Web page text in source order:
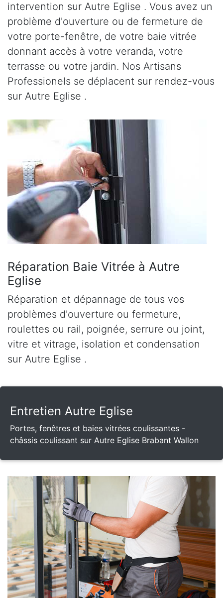
intervention sur Autre Eglise . Vous avez un
problème d'ouverture ou de fermeture de
votre porte-fenêtre, de votre baie vitrée
donnant accès à votre veranda, votre
terrasse ou votre jardin. Nos Artisans
Professionels se déplacent sur rendez-vous
sur Autre Eglise .
Réparation Baie Vitrée à Autre
Eglise
Réparation et dépannage de tous vos
problèmes d'ouverture ou fermeture,
roulettes ou rail, poignée, serrure ou joint,
vitre et vitrage, isolation et condensation
sur Autre Eglise .
Entretien Autre Eglise
Portes, fenêtres et baies vitrées coulissantes -
châssis coulissant sur Autre Eglise Brabant Wallon